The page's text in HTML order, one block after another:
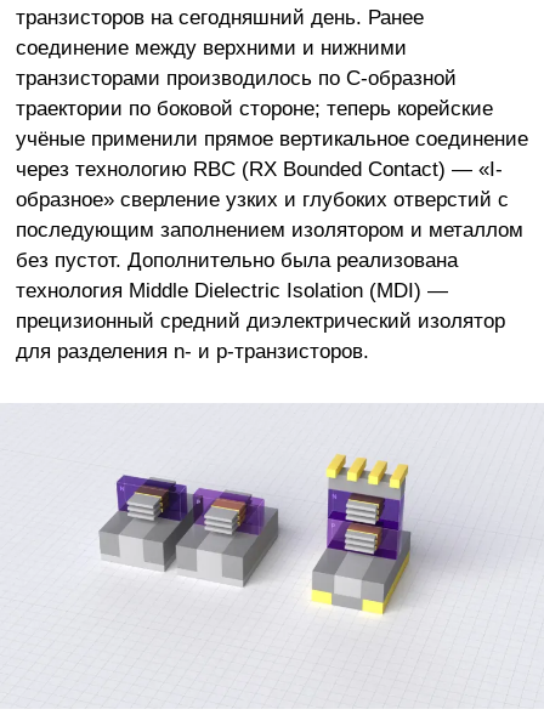
транзисторов на сегодняшний день. Ранее
соединение между верхними и нижними
транзисторами производилось по C-образной
траектории по боковой стороне; теперь корейские
учёные применили прямое вертикальное соединение
через технологию RBC (RX Bounded Contact) — «I-
образное» сверление узких и глубоких отверстий с
последующим заполнением изолятором и металлом
без пустот. Дополнительно была реализована
технология Middle Dielectric Isolation (MDI) —
прецизионный средний диэлектрический изолятор
для разделения n- и p-транзисторов.